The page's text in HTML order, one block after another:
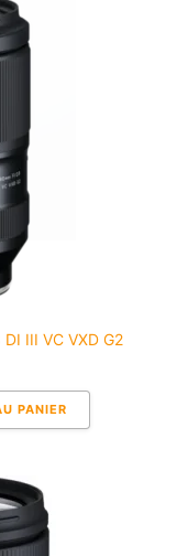
III VC VXD G2
PANIER